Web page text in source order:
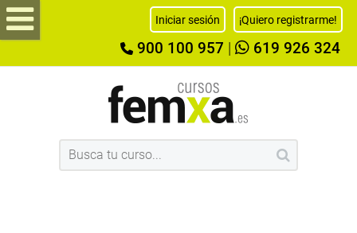
Iniciar sesión ¡Quiero registrarme!
900 100 957 619 926 324